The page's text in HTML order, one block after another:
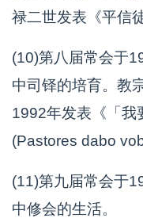
禄二世发表《平信
(10)第八届常会于
中司铎的培育。教
1992年发表《「我
(Pastores dabo
(11)第九届常会于
中修会的生活。